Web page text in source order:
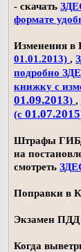
- скачать
формате
Изменения в
01.01.2013) ,
подробно
книжку с
01.09.2013) ,
(с 01.07.2015
Штрафы
на
смотреть
Поправки в
Экзамен ПДД
Когда